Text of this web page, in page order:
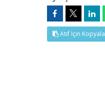
Atıf İçin Kopyala